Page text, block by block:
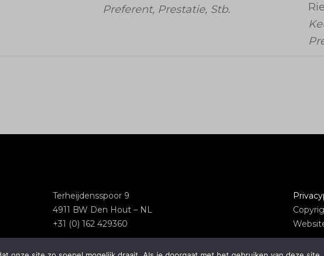
Preferent, Prestatie, Stb.
Terheijdensspoor 9
4911 BW Den Hout – NL
+31 (0) 162 429360